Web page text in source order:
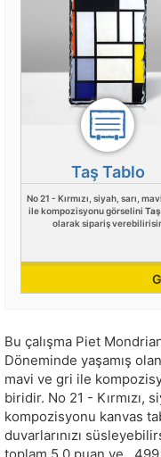
Taş Tablo
No 21 - Kırmızı, siyah, sarı,
ile kompozisyonu görselini
olarak sipariş
Bu çalışma Piet
Döneminde yaşamış
mavi ve gri ile
biridir. No 21 - Kırmızı,
kompozisyonu kanvas
duvarlarınızı